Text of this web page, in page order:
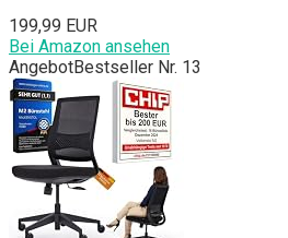
199,99 EUR
Bei Amazon ansehen
AngebotBestseller Nr. 13